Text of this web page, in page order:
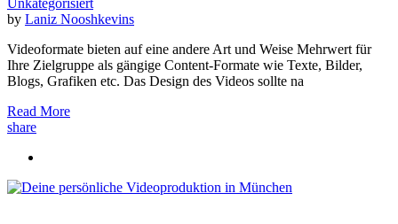
Unkategorisiert
by Laniz Nooshkevins
Videoformate bieten auf eine andere Art und Weise Mehrwert für
Ihre Zielgruppe als gängige Content-Formate wie Texte, Bilder,
Blogs, Grafiken etc. Das Design des Videos sollte na
Read More
share